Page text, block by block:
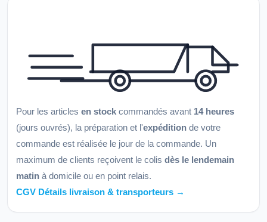
Pour les articles en stock commandés avant 14 heures
(jours ouvrés), la préparation et l'expédition de votre
commande est réalisée le jour de la commande. Un
maximum de clients reçoivent le colis dès le lendemain
matin à domicile ou en point relais.
CGV Détails livraison & transporteurs →